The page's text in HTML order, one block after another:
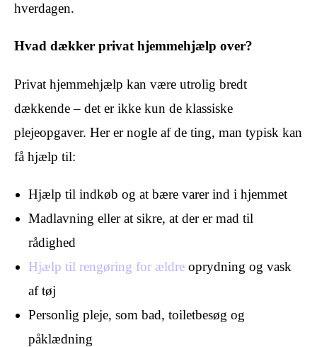
hverdagen.
Hvad dækker privat hjemmehjælp over?
Privat hjemmehjælp kan være utrolig bredt
dækkende – det er ikke kun de klassiske
plejeopgaver. Her er nogle af de ting, man typisk kan
få hjælp til:
Hjælp til indkøb og at bære varer ind i hjemmet
Madlavning eller at sikre, at der er mad til
rådighed
Hjælp til rengøring for ældre oprydning og vask
af tøj
Personlig pleje, som bad, toiletbesøg og
påklædning